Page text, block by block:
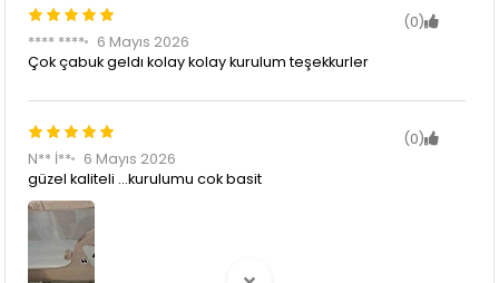
(0)
**** ****
6 Mayıs 2026
Çok çabuk geldı kolay kolay kurulum teşekkurler
(0)
N** İ**
6 Mayıs 2026
güzel kaliteli ...kurulumu cok basit